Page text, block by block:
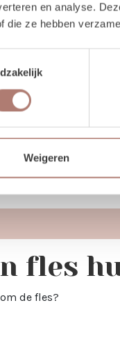
en analyse.
die ze hebben
Weigeren
fles
de fles?